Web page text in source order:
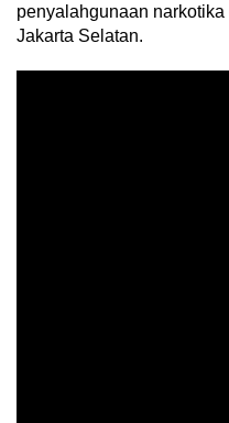
penyalahgunaan
Jakarta Selatan.